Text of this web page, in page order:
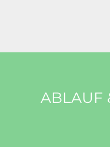
ABLAUF